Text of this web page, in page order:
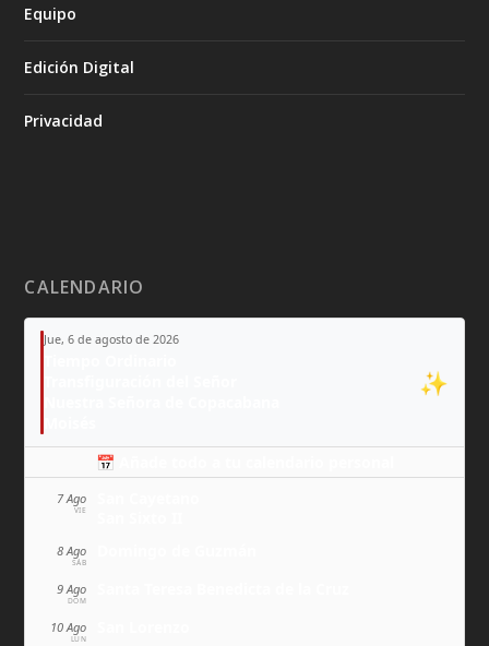
Equipo
Edición Digital
Privacidad
CALENDARIO
Jue, 6 de agosto de 2026
✨
📅 Añade todo a tu calendario personal
7 Ago
VIE
8 Ago
SÁB
9 Ago
DOM
10 Ago
LUN